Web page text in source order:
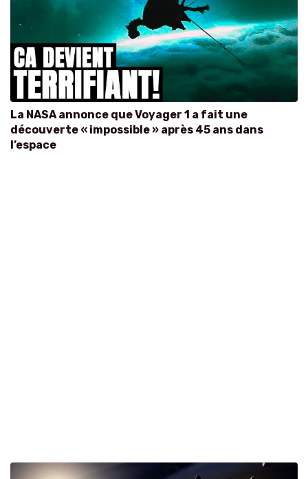
La NASA annonce que Voyager 1 a fait une
découverte « impossible » après 45 ans dans
l’espace